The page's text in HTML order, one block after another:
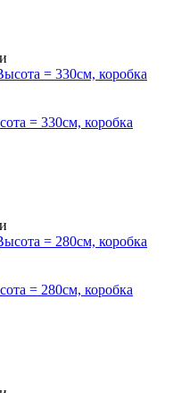
= 330см, коробка
= 280см, коробка